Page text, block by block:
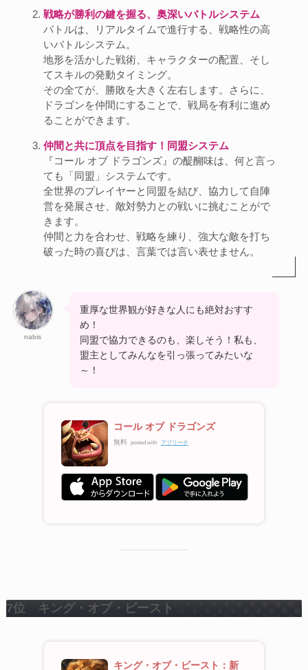
戦略が勝利の鍵を握る、奥深いバトルシステム
バトルは、リアルタイムで進行する、戦略性の高
いバトルシステム。
地形を活かした戦術、キャラクターの配置、そし
てスキルの発動タイミング。
その全てが、勝敗を大きく左右します。さらに、
ドラゴンを仲間にすることで、戦局を有利に進め
ることができます。
仲間と共に頂点を目指す！同盟システム
『コール オブ ドラゴンズ』の醍醐味は、何と言っ
ても「同盟」システムです。
全世界のプレイヤーと同盟を結び、協力して自陣
営を発展させ、敵対勢力との戦いに挑むことがで
きます。
仲間と力を合わせ、戦略を練り、強大な敵を打ち
破った時の喜びは、言葉では言い表せません。
nabis
重厚な世界観が好きな人にも絶対おすす
め！
同盟で協力できるのも、楽しそう！私も、
盟主としてみんなを引っ張ってみたいな
～！
コール オブ ドラゴンズ
無料 posted with アプリーチ
7位 キング・オブ・ビースト
キング・オブ・ビースト：新